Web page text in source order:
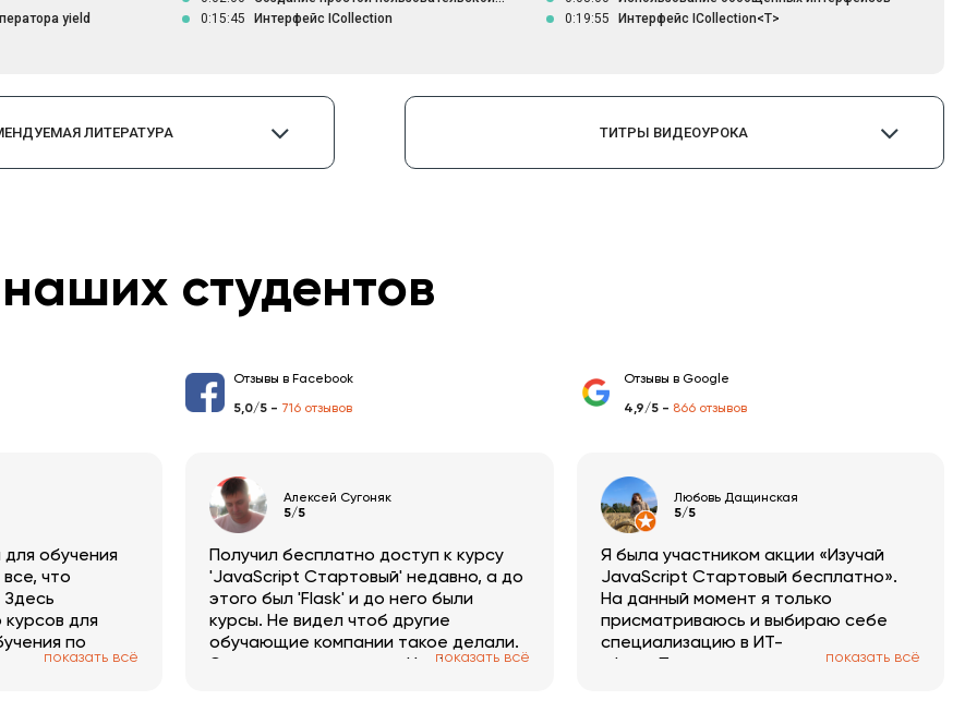
yield 0:15:45 Интерфейс ICollection 0:19:55
Интерфейс ICollection<T>
ЛИТЕРАТУРА ТИТРЫ ВИДЕОУРОКА
наших студентов
Отзывы в Facebook
5,0/5 - 716 отзывов
Отзывы в Google
4,9/5 - 866 отзывов
обучения
что
Здесь
для
по
показать всё
Алексей Сугоняк
5/5
Получил бесплатно доступ к курсу
'JavaScript Стартовый' недавно, а до
этого был 'Flask' и до него были
курсы. Не видел чтоб другие
обучающие компании такое делали.
Это я считаю здорово. И объясняют
показать всё
Любовь Дащинская
5/5
Я была участником акции «Изучай
JavaScript Стартовый бесплатно».
На данный момент я только
присматриваюсь и выбираю себе
специализацию в ИТ-
сфере.Посетила множество разных
показать всё